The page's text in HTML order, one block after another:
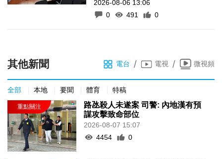
2026-08-06 13:06
0
491 0
其他新聞 電台 / 電視 / 微視頻
全部 本地 要聞 體育 特稿
路氹殺人未遂案 司警: 內地漢有預
謀攻擊致命部位
2026-08-07 15:07
4454
0